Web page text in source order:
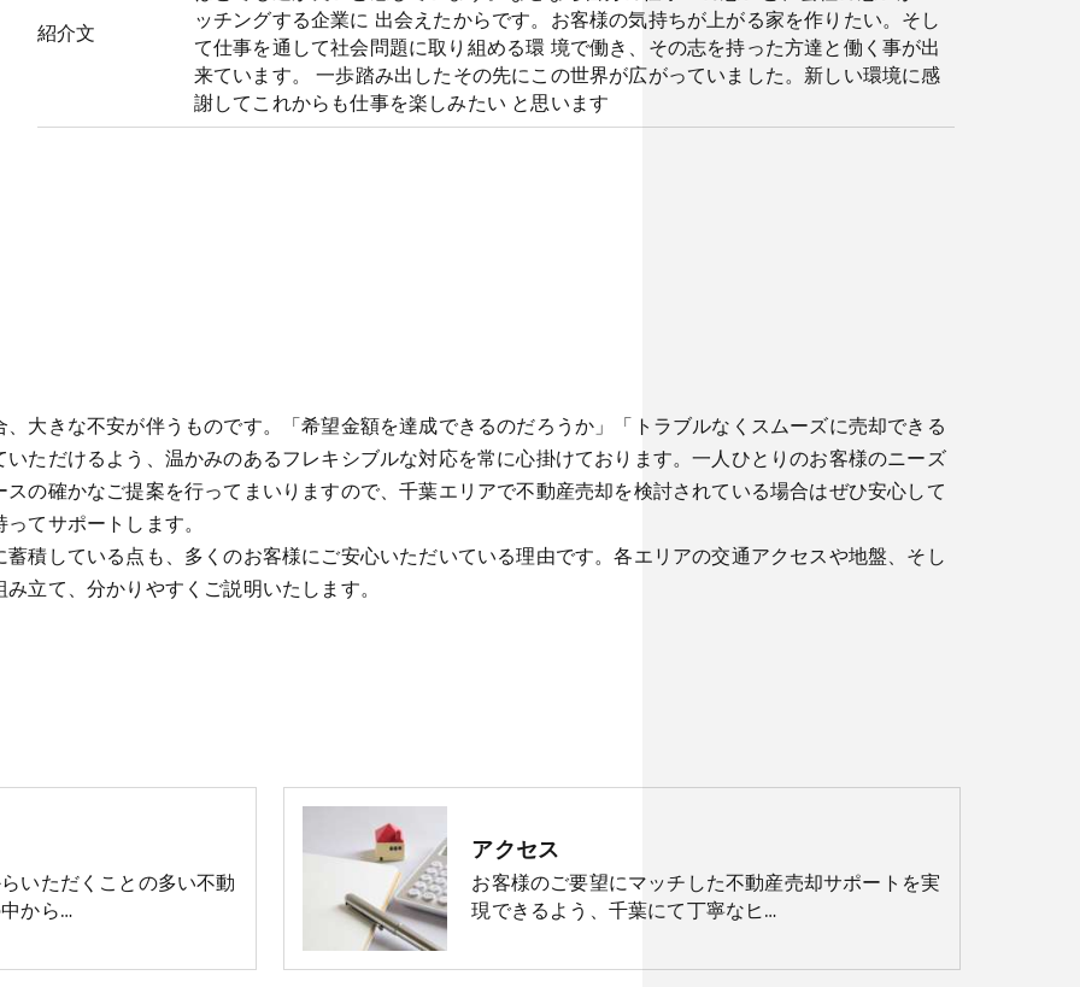
紹介文
ッチングする企業に 出会えたからです。お客様の気持ちが上がる家を作りたい。そし
て仕事を通して社会問題に取り組める環 境で働き、その志を持った方達と働く事が出
来ています。 一歩踏み出したその先にこの世界が広がっていました。新しい環境に感
謝してこれからも仕事を楽しみたい と思います
大きな不安が伴うものです。「希望金額を達成できるのだろうか」「トラブルなくスムーズに売却できる
ただけるよう、温かみのあるフレキシブルな対応を常に心掛けております。一人ひとりのお客様のニーズ
の確かなご提案を行ってまいりますので、千葉エリアで不動産売却を検討されている場合はぜひ安心して
てサポートします。
積している点も、多くのお客様にご安心いただいている理由です。各エリアの交通アクセスや地盤、そし
立て、分かりやすくご説明いたします。
いただくことの多い不動
から…
アクセス
お客様のご要望にマッチした不動産売却サポートを実
現できるよう、千葉にて丁寧なヒ…